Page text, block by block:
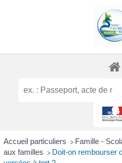
Accueil particuliers > Famille -
aux familles > Doit-on rembourser